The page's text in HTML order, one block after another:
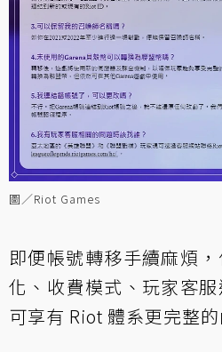
圖／Riot Games
即便帳號轉移手續麻煩
化、收費模式、玩家客
可享有 Riot 體系更完整的